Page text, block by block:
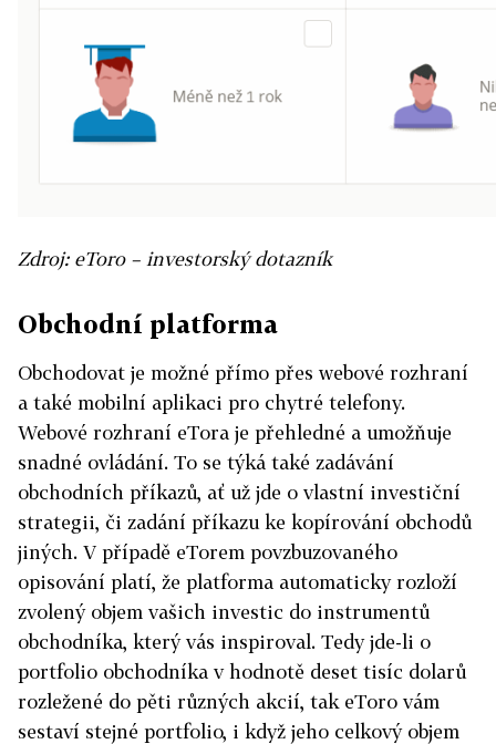
Zdroj: eToro – investorský dotazník
Obchodní platforma
Obchodovat je možné přímo přes webové rozhraní
a také mobilní aplikaci pro chytré telefony.
Webové rozhraní eTora je přehledné a umožňuje
snadné ovládání. To se týká také zadávání
obchodních příkazů, ať už jde o vlastní investiční
strategii, či zadání příkazu ke kopírování obchodů
jiných. V případě eTorem povzbuzovaného
opisování platí, že platforma automaticky rozloží
zvolený objem vašich investic do instrumentů
obchodníka, který vás inspiroval. Tedy jde-li o
portfolio obchodníka v hodnotě deset tisíc dolarů
rozležené do pěti různých akcií, tak eToro vám
sestaví stejné portfolio, i když jeho celkový objem